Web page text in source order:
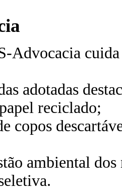
Advocacia
adotadas
reciclado;
copos
ambiental